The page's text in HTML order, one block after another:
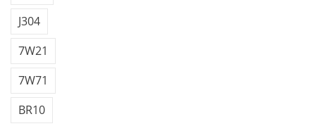
J304
7W21
7W71
BR10